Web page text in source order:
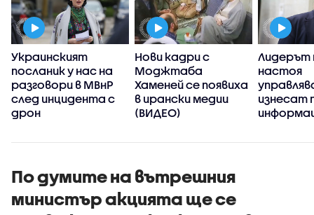
Украинският
посланик у нас на
разговори в МВнР
след инцидента с
дрон
Нови кадри с
Моджтаба
Хаменей се появиха
в ирански медии
(ВИДЕО)
Лидерът
настоя
изнесат
Кардам
По думите на вътрешния
министър акцията ще се